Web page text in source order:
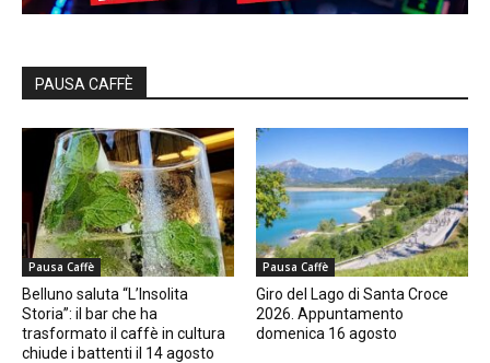
PAUSA CAFFÈ
Pausa Caffè
Belluno saluta “L’Insolita
Storia”: il bar che ha
trasformato il caffè in cultura
chiude i battenti il 14 agosto
Pausa Caffè
Giro del Lago di Santa Croce
2026. Appuntamento
domenica 16 agosto